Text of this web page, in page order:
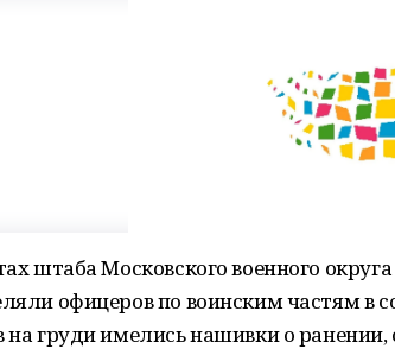
штаба Московского военного
офицеров по воинским частям в
на груди имелись нашивки о